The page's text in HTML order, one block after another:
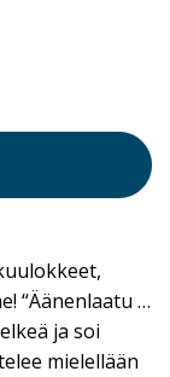
“Äänenlaatu …
ja soi
mielellään